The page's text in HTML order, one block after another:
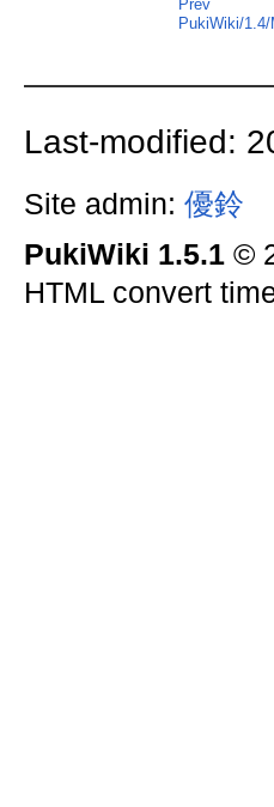
Prev
PukiWiki/
Last-modified:
Site admin: 優鈴
PukiWiki 1.5.1©
HTML convert